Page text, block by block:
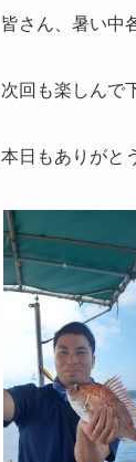
皆さん、暑い中
次回も楽しんで
本日もありがと